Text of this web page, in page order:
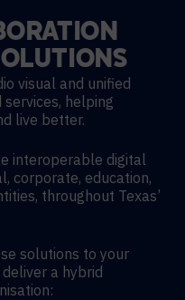
visual and unified
helping
live better.
interoperable digital
corporate, education,
throughout Texas’
solutions to your
a hybrid